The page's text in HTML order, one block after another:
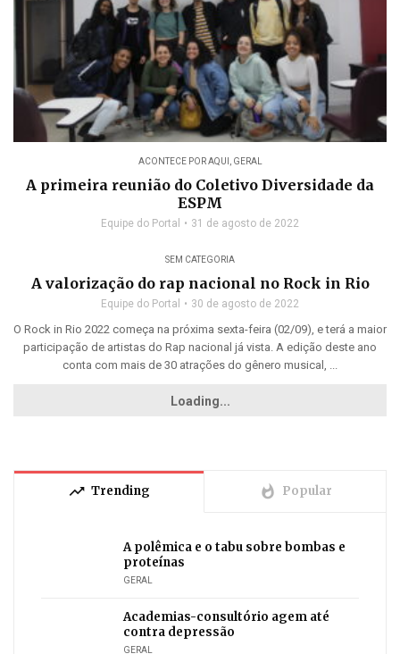
ACONTECE POR AQUI GERAL
A primeira reunião do Coletivo Diversidade da
ESPM
Equipe do Portal 31 de agosto de 2022
SEM CATEGORIA
A valorização do rap nacional no Rock in Rio
Equipe do Portal 30 de agosto de 2022
O Rock in Rio 2022 começa na próxima sexta-feira (02/09), e terá a maior
participação de artistas do Rap nacional já vista. A edição deste ano
conta com mais de 30 atrações do gênero musical, ...
Loading...
trending_up Trending whatshot Popular
A polêmica e o tabu sobre bombas e
proteínas
GERAL
Academias-consultório agem até
contra depressão
GERAL